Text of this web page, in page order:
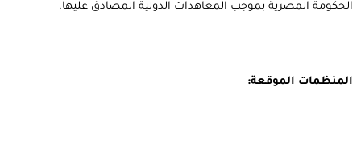
الحكومة المصرية بموجب المعاهدات الدولية المصادق عليها.
المنظمات الموقعة: